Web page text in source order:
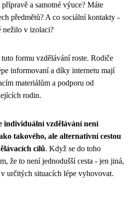
a samotné výuce? Máte
předmětů? A co sociální kontakty -
nežilo v izolaci?
formu vzdělávání roste. Rodiče
informovaní a díky internetu mají
materiálům a podporu od
rodin.
individuální vzdělávání není
takového, ale alternativní cestou
cílů. Když se do toho
že to není jednodušší cesta - jen jiná,
určitých situacích lépe vyhovovat.